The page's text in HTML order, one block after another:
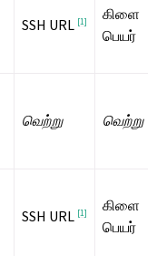
SSH URL [1]
கிளை
பெயர்
வெற்று வெற்று
SSH URL [1]
கிளை
பெயர்